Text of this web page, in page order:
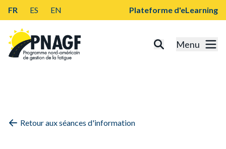
FR ES EN Plateforme d'eLearning
Menu
Retour aux séances d'information